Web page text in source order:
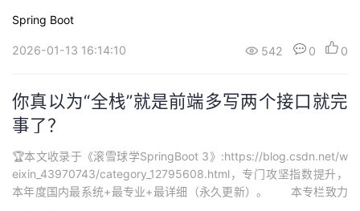
网独家首发，打造精品专栏，专栏持续更新中…欢迎大家订阅持续学
习。...
Spring Boot
2026-01-13 16:14:10 542 0 0
你真以为“全栈”就是前端多写两个接口就完
事了？
🏆本文收录于《滚雪球学SpringBoot 3》:https://blog.csdn.net/w
eixin_43970743/category_12795608.html，专门攻坚指数提升，
本年度国内最系统+最专业+最详细（永久更新）。 本专栏致力